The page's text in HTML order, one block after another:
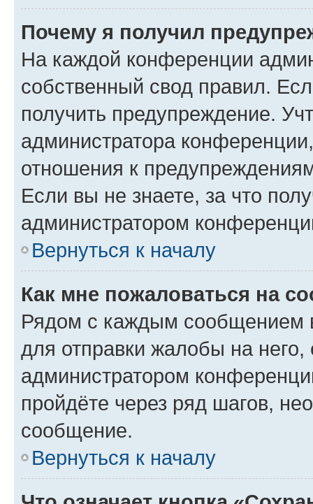
Почему я получил
На каждой конференции
собственный свод правил.
получить предупреждение.
администратора
отношения к
Если вы не знаете, за что
администратором
Вернуться к началу
Как мне пожаловаться на
Рядом с каждым сообщением
для отправки жалобы на
администратором
пройдёте через ряд шагов,
сообщение.
Вернуться к началу